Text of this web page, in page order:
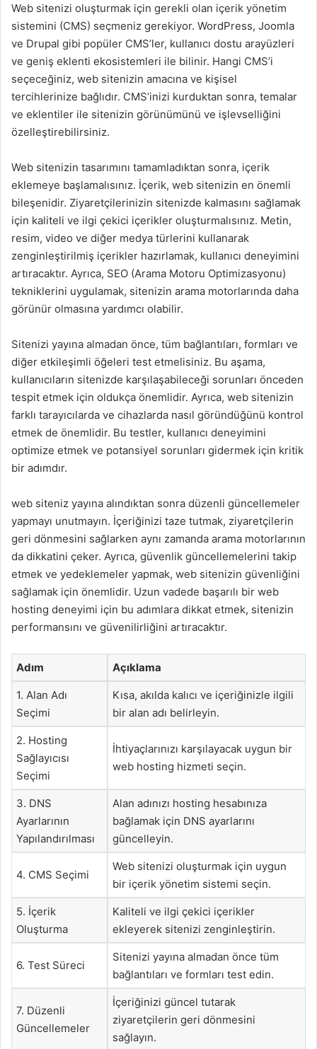
Web sitenizi oluşturmak için gerekli olan içerik yönetim
sistemini (CMS) seçmeniz gerekiyor. WordPress, Joomla
ve Drupal gibi popüler CMS’ler, kullanıcı dostu arayüzleri
ve geniş eklenti ekosistemleri ile bilinir. Hangi CMS’i
seçeceğiniz, web sitenizin amacına ve kişisel
tercihlerinize bağlıdır. CMS’inizi kurduktan sonra, temalar
ve eklentiler ile sitenizin görünümünü ve işlevselliğini
özelleştirebilirsiniz.
Web sitenizin tasarımını tamamladıktan sonra, içerik
eklemeye başlamalısınız. İçerik, web sitenizin en önemli
bileşenidir. Ziyaretçilerinizin sitenizde kalmasını sağlamak
için kaliteli ve ilgi çekici içerikler oluşturmalısınız. Metin,
resim, video ve diğer medya türlerini kullanarak
zenginleştirilmiş içerikler hazırlamak, kullanıcı deneyimini
artıracaktır. Ayrıca, SEO (Arama Motoru Optimizasyonu)
tekniklerini uygulamak, sitenizin arama motorlarında daha
görünür olmasına yardımcı olabilir.
Sitenizi yayına almadan önce, tüm bağlantıları, formları ve
diğer etkileşimli öğeleri test etmelisiniz. Bu aşama,
kullanıcıların sitenizde karşılaşabileceği sorunları önceden
tespit etmek için oldukça önemlidir. Ayrıca, web sitenizin
farklı tarayıcılarda ve cihazlarda nasıl göründüğünü kontrol
etmek de önemlidir. Bu testler, kullanıcı deneyimini
optimize etmek ve potansiyel sorunları gidermek için kritik
bir adımdır.
web siteniz yayına alındıktan sonra düzenli güncellemeler
yapmayı unutmayın. İçeriğinizi taze tutmak, ziyaretçilerin
geri dönmesini sağlarken aynı zamanda arama motorlarının
da dikkatini çeker. Ayrıca, güvenlik güncellemelerini takip
etmek ve yedeklemeler yapmak, web sitenizin güvenliğini
sağlamak için önemlidir. Uzun vadede başarılı bir web
hosting deneyimi için bu adımlara dikkat etmek, sitenizin
performansını ve güvenilirliğini artıracaktır.
Adım Açıklama
1. Alan Adı
Seçimi
Kısa, akılda kalıcı ve içeriğinizle ilgili
bir alan adı belirleyin.
2. Hosting
Sağlayıcısı
Seçimi
İhtiyaçlarınızı karşılayacak uygun bir
web hosting hizmeti seçin.
3. DNS
Ayarlarının
Yapılandırılması
Alan adınızı hosting hesabınıza
bağlamak için DNS ayarlarını
güncelleyin.
4. CMS Seçimi
Web sitenizi oluşturmak için uygun
bir içerik yönetim sistemi seçin.
5. İçerik
Oluşturma
Kaliteli ve ilgi çekici içerikler
ekleyerek sitenizi zenginleştirin.
6. Test Süreci
Sitenizi yayına almadan önce tüm
bağlantıları ve formları test edin.
7. Düzenli
Güncellemeler
İçeriğinizi güncel tutarak
ziyaretçilerin geri dönmesini
sağlayın.